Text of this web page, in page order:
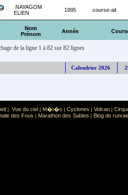
Nom
Prénom
Année
NAYAGOM
ELIEN
1995 course-ail
de la ligne 1 à 82 sur 82 lignes
Calendrier 2026
Sport: Sports extr�mes
| Vue du ciel | M�t�o | Cyclones | Volcan |
des Fous | Marathon des Sables | Blog de